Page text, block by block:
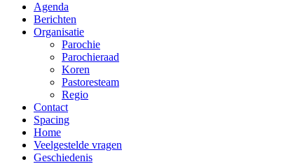
Agenda
Berichten
Organisatie
Parochie
Parochieraad
Koren
Pastoresteam
Regio
Contact
Spacing
Home
Veelgestelde vragen
Geschiedenis